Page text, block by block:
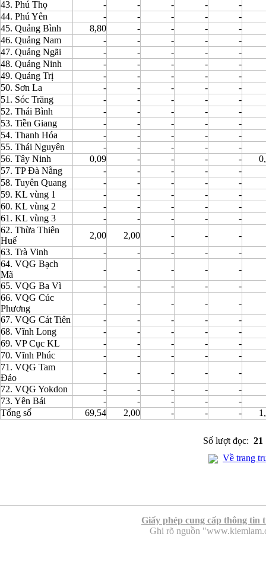
43. Phú Thọ
- - - -
-
44. Phú Yên
- - - -
-
45. Quảng Bình
8,80 - - -
-
46. Quảng Nam
- - - -
-
47. Quảng Ngãi
- - - -
-
48. Quảng Ninh
- - - -
-
49. Quảng Trị
- - - -
-
50. Sơn La
- - - -
-
51. Sóc Trăng
- - - -
-
52. Thái Bình
- - - -
-
53. Tiền Giang
- - - -
-
54. Thanh Hóa
- - - -
-
55. Thái Nguyên
- - - -
-
56. Tây Ninh
0,09 - - - -
57. TP Đà Nẵng
- - - -
-
58. Tuyên Quang
- - - -
-
59. KL vùng 1
- - - -
-
60. KL vùng 2
- - - -
-
61. KL vùng 3
- - - -
-
62. Thừa Thiên
Huế
2,00 2,00 - -
-
63. Trà Vinh
- - - -
-
64. VQG Bạch
Mã
- - - -
-
65. VQG Ba Vì
- - - -
-
66. VQG Cúc
Phương
- - - -
-
67. VQG Cát Tiên
- - - -
-
68. Vĩnh Long
- - - -
-
69. VP Cục KL
- - - -
-
70. Vĩnh Phúc
- - - -
-
71. VQG Tam
Đảo
- - - -
-
72. VQG Yokdon
- - - -
-
73. Yên Bái
- - - -
-
Tổng số
69,54 2,00 - - -
Số lượt đọc: 21
Về trang
Giấy phép cung cấp thông tin
Ghi rõ nguồn